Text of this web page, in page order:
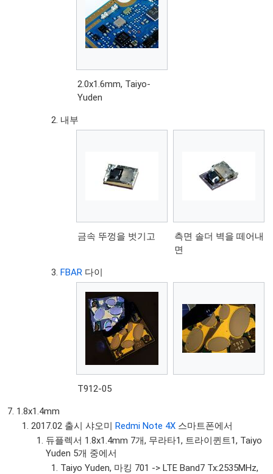
2.0x1.6mm, Taiyo-
Yuden
내부
금속 뚜껑을 벗기고
측면 솔더 벽을 떼어내
면
FBAR 다이
T912-05
1.8x1.4mm
2017.02 출시 샤오미Redmi Note 4X 스마트폰에서
듀플렉서 1.8x1.4mm 7개, 무라타1, 트라이퀸트1, Taiyo
Yuden 5개 중에서
Taiyo Yuden, 마킹 701 -> LTE Band7 Tx:2535MHz,